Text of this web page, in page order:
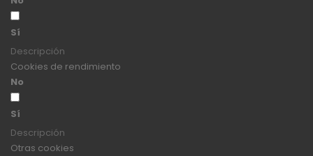
Sí
Descripción
Cookies de rendimiento
No
Sí
Descripción
Otras cookies